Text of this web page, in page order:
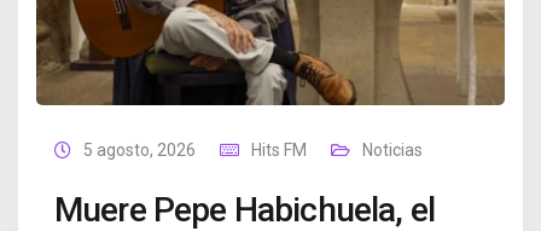
5 agosto, 2026 Hits FM Noticias
Muere Pepe Habichuela, el